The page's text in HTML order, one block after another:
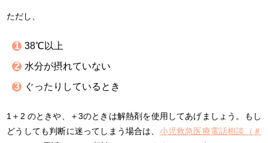
ただし、
38℃以上
水分が摂れていない
ぐったりしているとき
1＋2 のときや、＋3のときは解熱剤を使用してあげましょう。もし
どうしても判断に迷ってしまう場合は、 小児救急医療電話相談（＃